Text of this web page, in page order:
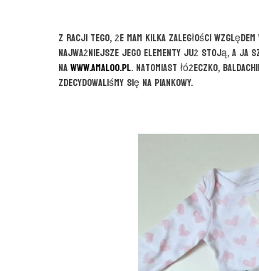
Z racji tego, że mam kilka zaległości
najważniejsze jego elementy już stoją, a ja
nawww.amaloo.pl. Natomiast łóżeczko,
zdecydowaliśmy się na piankowy.